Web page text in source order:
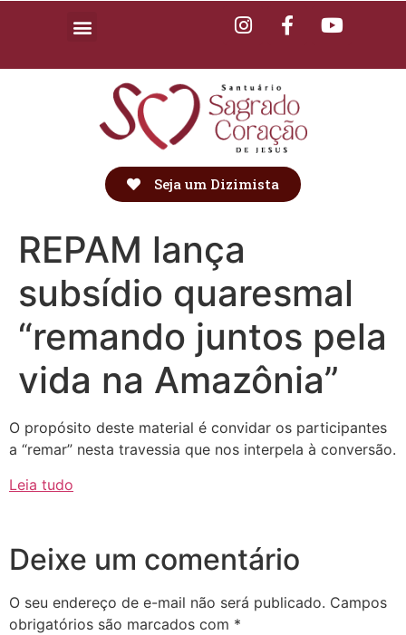
Seja um Dizimista
REPAM lança
subsídio quaresmal
“remando juntos pela
vida na Amazônia”
O propósito deste material é convidar os participantes
a “remar” nesta travessia que nos interpela à conversão.
Leia tudo
Deixe um comentário
O seu endereço de e-mail não será publicado. Campos
obrigatórios são marcados com *